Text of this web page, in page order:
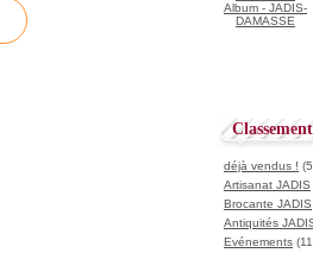
Album - JADIS-
DAMASSE
déjà vendus !
Artisanat JADIS
Brocante JADIS
Antiquités
Evénements